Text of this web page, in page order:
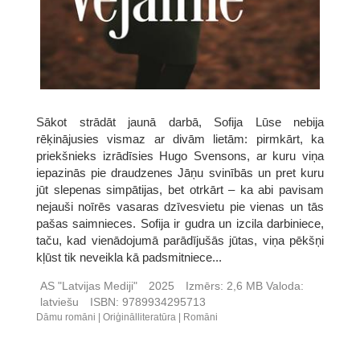
Sākot strādāt jaunā darbā, Sofija Lūse nebija
rēķinājusies vismaz ar divām lietām: pirmkārt, ka
priekšnieks izrādīsies Hugo Svensons, ar kuru viņa
iepazinās pie draudzenes Jāņu svinībās un pret kuru
jūt slepenas simpātijas, bet otrkārt – ka abi pavisam
nejauši noīrēs vasaras dzīvesvietu pie vienas un tās
pašas saimnieces. Sofija ir gudra un izcila darbiniece,
taču, kad vienādojumā parādījušās jūtas, viņa pēkšņi
kļūst tik neveikla kā padsmitniece...
AS "Latvijas Mediji" 2025 Izmērs: 2,6 MB Valoda:
latviešu
ISBN: 9789934295713
Dāmu romāni Oriģinālliteratūra Romāni